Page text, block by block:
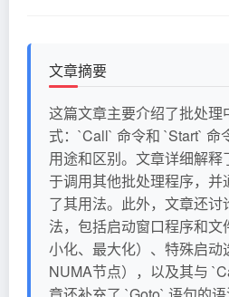
文章摘要
这篇文章主要介绍了批处理
式：`Call` 命令和 `Start` 命
用途和区别。文章详细解释
于调用其他批处理程序，
了其用法。此外，文章还讨
法，包括启动窗口程序和
小化、最大化）、特殊启动
NUMA节点），以及其与